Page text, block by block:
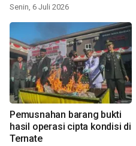
Senin, 6 Juli 2026
Pemusnahan barang bukti
hasil operasi cipta kondisi di
Ternate